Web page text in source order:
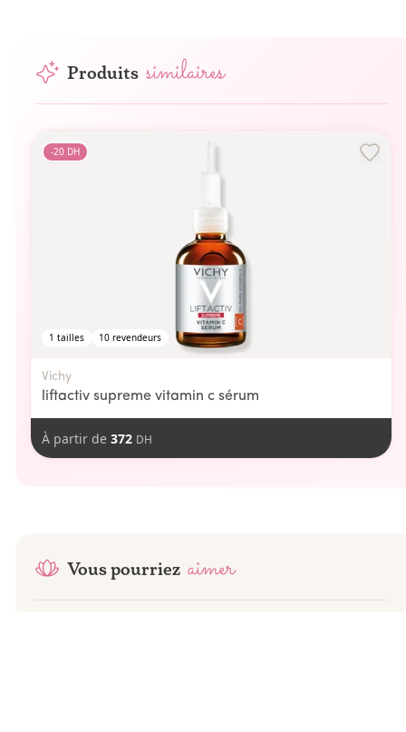
Produits similaires
-20DH
1 tailles 10revendeurs
Vichy
liftactiv supreme vitamin c sérum
À partir de 372 DH
Vous pourriez aimer